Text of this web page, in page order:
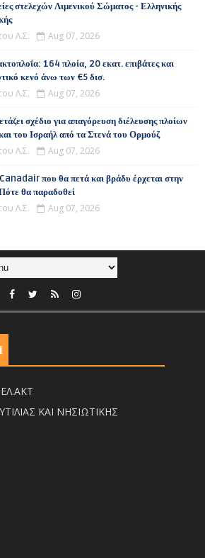
στελεχών Λιμενικού Σώματος - Ελληνικής
Λ.Σ. Aug 07, 2026
164 πλοία, 20 εκατ. επιβάτες και
κενό άνω των €5 δισ.
Λ.Σ. Aug 07, 2026
σχέδιο για απαγόρευση διέλευσης πλοίων
του Ισραήλ από τα Στενά του Ορμούζ
Λ.Σ. Aug 07, 2026
που θα πετά και βράδυ έρχεται στην
θα παραδοθεί
Λ.Σ. Aug 07, 2026
ΚΑΙ ΝΗΣΙΩΤΙΚΗΣ